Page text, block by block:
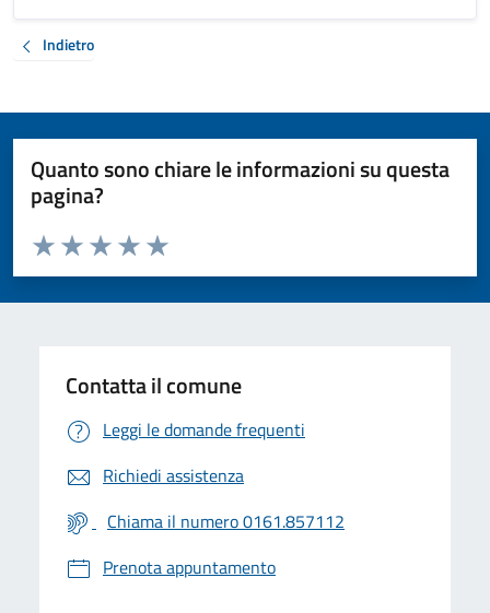
Indietro
Quanto sono chiare le informazioni su questa
pagina?
Valuta da 1 a 5 stelle la pagina
Valuta 5 stelle su 5
Valuta 4 stelle su 5
Valuta 3 stelle su 5
Valuta 2 stelle su 5
Valuta 1 stelle su 5
Contatta il comune
Leggi le domande frequenti
Richiedi assistenza
Chiama il numero 0161.857112
Prenota appuntamento